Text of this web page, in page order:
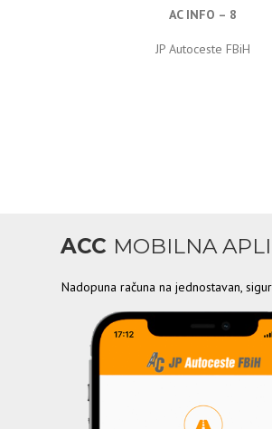
AC INFO – 8
JP Autoceste FBiH
ACC MOBILNA
Nadopuna računa na jednostavan,